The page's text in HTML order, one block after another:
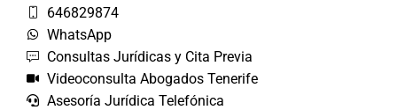
646829874
WhatsApp
Consultas Jurídicas y Cita Previa
Videoconsulta Abogados Tenerife
Asesoría Jurídica Telefónica